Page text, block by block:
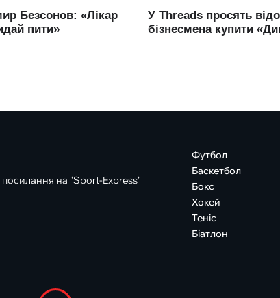
посилання на "Sport-Express"
Футбол
Баскетбол
Бокс
Хокей
Теніс
Біатлон